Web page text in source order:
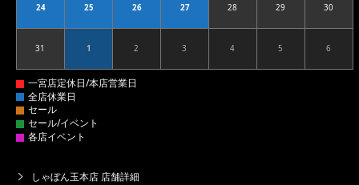
242026.08.24 252026.08.25 262026.08.26 272026.08.27 282026.08.28 292026.08.29 30
312026.08.31 12026.09.01 22026.09.02 32026.09.03 42026.09.04 52026.09.05 6
しゃぼん玉本店 店舗詳細